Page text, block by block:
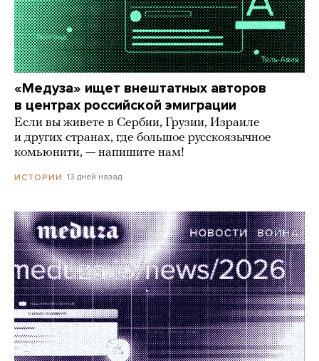
«Медуза» ищет внештатных авторов
в центрах российской эмиграции
Если вы живете в Сербии, Грузии, Израиле
и других странах, где большое русскоязычное
комьюнити, — напишите нам!
ИСТОРИИ 13 дней назад